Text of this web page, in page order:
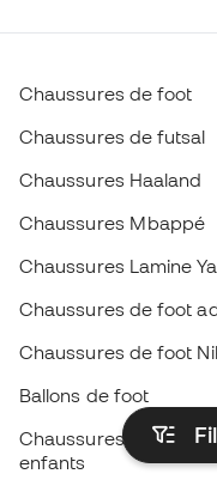
Chaussures de foot
Chaussures de futsal
Chaussures Haaland
Chaussures Mbappé
Chaussures Lamine
Chaussures de foot
Chaussures de foot
Ballons de foot
Chaussures de foot
enfants